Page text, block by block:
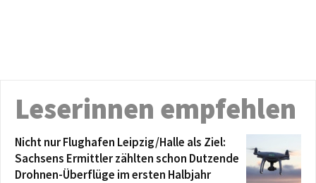
Leserinnen empfehlen
Nicht nur Flughafen Leipzig/Halle als Ziel:
Sachsens Ermittler zählten schon Dutzende
Drohnen-Überflüge im ersten Halbjahr